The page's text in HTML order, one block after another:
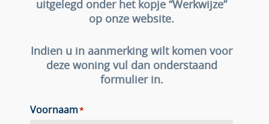
uitgelegd onder het kopje “Werkwijze”
op onze website.
Indien u in aanmerking wilt komen voor
deze woning vul dan onderstaand
formulier in.
Voornaam*